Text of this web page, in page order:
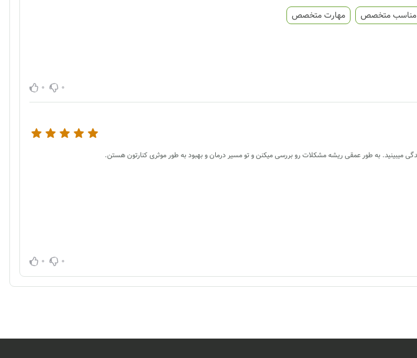
مناسب متخصص مهارت متخصص
0
0
میبینید. به طور عمقی ریشه مشکلات رو بررسی میکنن و تو مسیر درمان و بهبود به طور موثری کنارتون هستن.
0
0